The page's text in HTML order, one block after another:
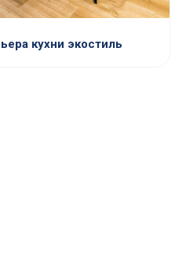
кухни экостиль